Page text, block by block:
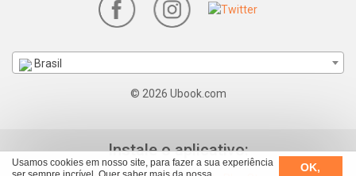
Usamos cookies em nosso site, para fazer a sua experiência
OK,
Brasil
© 2026 Ubook.com
Instale o aplicativo: